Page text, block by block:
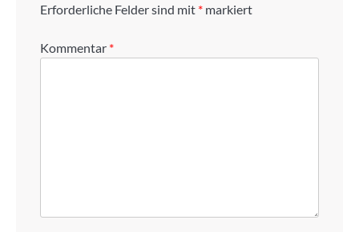
Erforderliche Felder sind mit * markiert
Kommentar *